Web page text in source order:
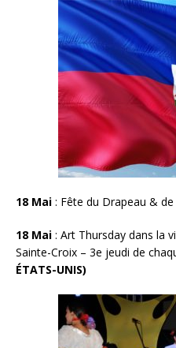
18 Mai : Fête du Drapeau & de
18 Mai : Art Thursday dans la
Sainte-Croix – 3e jeudi de
ÉTATS-UNIS)